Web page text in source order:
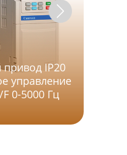
привод IP20
управление
0-5000 Гц